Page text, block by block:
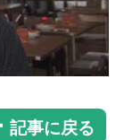
記事に戻る